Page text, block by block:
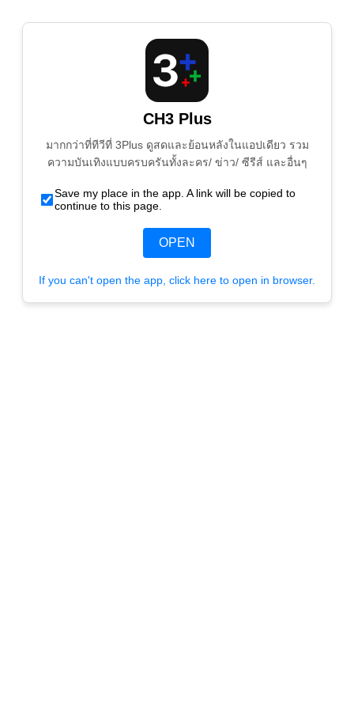
CH3 Plus
มากกว่าที่ทีวีที่ 3Plus ดูสดและย้อนหลังในแอปเดียว รวม
ความบันเทิงแบบครบครันทั้งละคร/ ข่าว/ ซีรีส์ และอื่นๆ
Save my place in the app. A link will be copied to
continue to this page.
OPEN
If you can't open the app, click here to open in browser.